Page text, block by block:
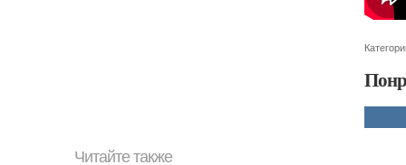
Читайте также